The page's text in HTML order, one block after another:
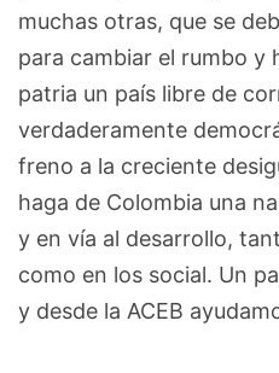
muchas otras, que se
para cambiar el rumbo y
patria un país libre de
verdaderamente
freno a la creciente
haga de Colombia una
y en vía al desarrollo,
como en los social. Un
y desde la ACEB